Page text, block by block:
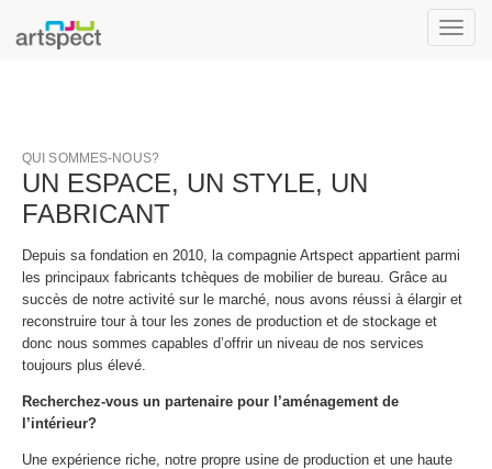
Toggle
QUI SOMMES-NOUS?
UN ESPACE, UN STYLE, UN
FABRICANT
Depuis sa fondation en 2010, la compagnie Artspect appartient parmi
les principaux fabricants tchèques de mobilier de bureau. Grâce au
succès de notre activité sur le marché, nous avons réussi à élargir et
reconstruire tour à tour les zones de production et de stockage et
donc nous sommes capables d’offrir un niveau de nos services
toujours plus élevé.
Recherchez-vous un partenaire pour l’aménagement de
l’intérieur?
Une expérience riche, notre propre usine de production et une haute